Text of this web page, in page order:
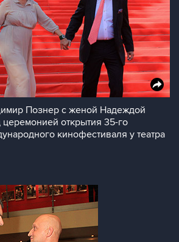
Познер с женой Надеждой
открытия 35-го
кинофестиваля у театра